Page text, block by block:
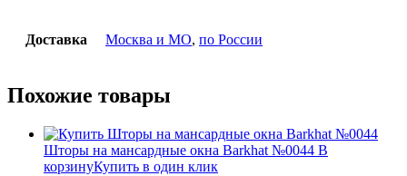
Доставка Москва и МО, по России
Похожие товары
Шторы на мансардные окна Barkhat №0044 В
корзинуКупить в один клик